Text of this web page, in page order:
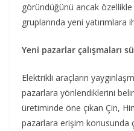
göründüğünü ancak
gruplarında yeni yatırımlara
Yeni pazarlar çalışmaları
Elektrikli araçların
pazarlara yönlendiklerini
üretiminde öne çıkan Çin,
pazarlara erişim konusunda